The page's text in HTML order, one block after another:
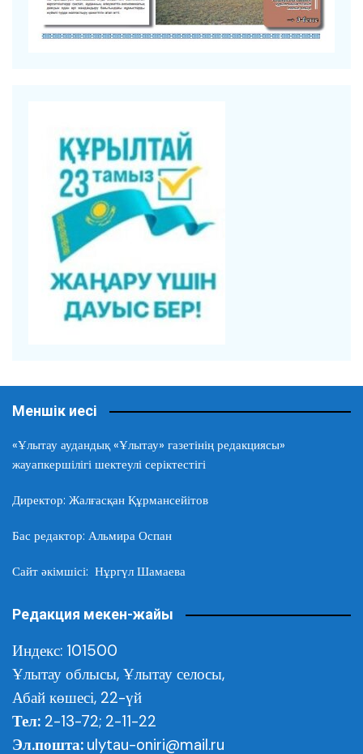
Меншік иесі
«Ұлытау аудандық «Ұлытау» газетінің редакциясы»
жауапкершілігі шектеулі серіктестігі
Директор: Жалғасқан Құрмансейітов
Бас редактор: Альмира Оспан
Сайт әкімшісі: Нұргүл Шамаева
Редакция мекен-жайы
Индекс: 101500
Ұлытау облысы, Ұлытау селосы,
Абай көшесі, 22-үй
Тел: 2-13-72; 2-11-22
Эл.пошта: ulytau-oniri@mail.ru